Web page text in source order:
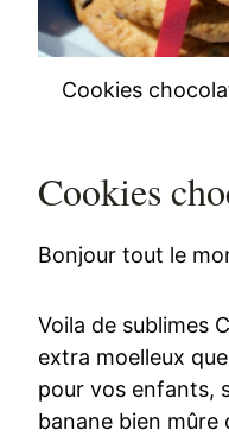
Cookies
Cookies
Bonjour tout le
Voila de sublimes
extra moelleux
pour vos enfants,
banane bien mûre